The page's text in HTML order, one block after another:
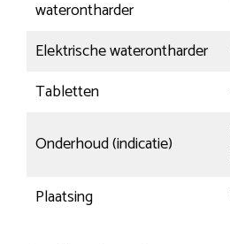
waterontharder
Elektrische waterontharder
Tabletten
Onderhoud (indicatie)
Plaatsing